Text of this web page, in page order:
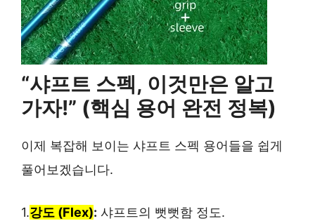
“샤프트 스펙, 이것만은 알고
가자!” (핵심 용어 완전 정복)
이제 복잡해 보이는 샤프트 스펙 용어들을 쉽게
풀어보겠습니다.
1.강도 (Flex): 샤프트의 뻣뻣함 정도.